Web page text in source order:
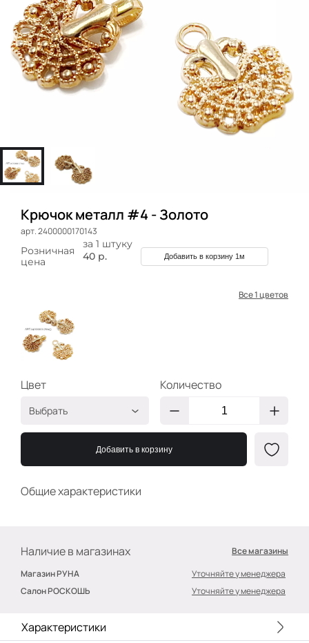
Крючок металл #4 - Золото
арт. 2400000170143
Общие характеристики
за 1 штуку
Розничная
цена
40 р. Добавить в корзину 1м
Все 1 цветов
Наличие в магазинах
Все магазины
Магазин РУНА
Уточняйте у менеджера
Салон РОСКОШЬ
Уточняйте у менеджера
Цвет
Выбрать
Золото
2400000170143
Количество
Добавить в корзину
Характеристики